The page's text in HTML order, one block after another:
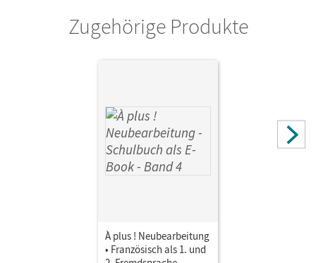
Zugehörige Produkte
À plus ! Neubearbeitung
• Französisch als 1. und